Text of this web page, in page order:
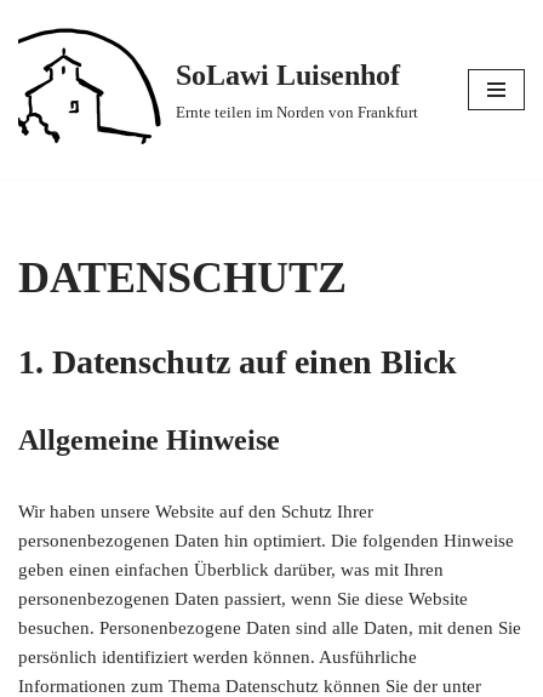
Zum
Inhalt
springen
SoLawi Luisenhof
Ernte teilen im Norden von Frankfurt
DATENSCHUTZ
1. Datenschutz auf einen Blick
Allgemeine Hinweise
Wir haben unsere Website auf den Schutz Ihrer
personenbezogenen Daten hin optimiert. Die folgenden Hinweise
geben einen einfachen Überblick darüber, was mit Ihren
personenbezogenen Daten passiert, wenn Sie diese Website
besuchen. Personenbezogene Daten sind alle Daten, mit denen Sie
persönlich identifiziert werden können. Ausführliche
Informationen zum Thema Datenschutz können Sie der unter